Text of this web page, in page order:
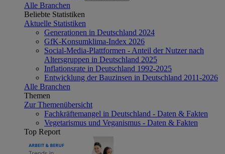
Alle Branchen
Beliebte Statistiken
Aktuelle Statistiken
Generationen in Deutschland 2024
GfK-Konsumklima-Index 2026
Social-Media-Plattformen - Anteil der Nutzer nach
Altersgruppen in Deutschland 2025
Inflationsrate in Deutschland 1992-2025
Entwicklung der Bauzinsen in Deutschland 2011-2026
Alle Branchen
Themen
Zur Themenübersicht
Fachkräftemangel in Deutschland - Daten & Fakten
Vegetarismus und Veganismus - Daten & Fakten
Top Report